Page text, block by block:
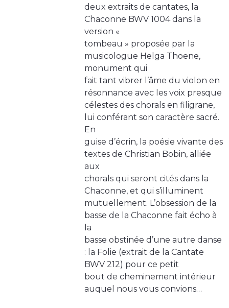
deux extraits de cantates, la
Chaconne BWV 1004 dans la
version «
tombeau » proposée par la
musicologue Helga Thoene,
monument qui
fait tant vibrer l’âme du violon en
résonnance avec les voix presque
célestes des chorals en filigrane,
lui conférant son caractère sacré.
En
guise d’écrin, la poésie vivante des
textes de Christian Bobin, alliée
aux
chorals qui seront cités dans la
Chaconne, et qui s’illuminent
mutuellement. L’obsession de la
basse de la Chaconne fait écho à
la
basse obstinée d’une autre danse
: la Folie (extrait de la Cantate
BWV 212) pour ce petit
bout de cheminement intérieur
auquel nous vous convions…